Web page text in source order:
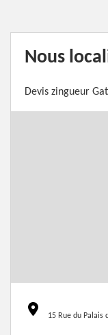
Nous
Devis zingueur
15 Rue du Palais